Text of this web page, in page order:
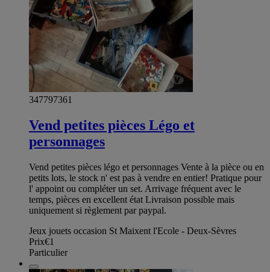
347797361
Vend petites pièces Légo et
personnages
Vend petites pièces légo et personnages Vente à la pièce ou en
petits lots, le stock n' est pas à vendre en entier! Pratique pour
l' appoint ou compléter un set. Arrivage fréquent avec le
temps, pièces en excellent état Livraison possible mais
uniquement si règlement par paypal.
Jeux jouets occasion St Maixent l'Ecole - Deux-Sèvres
Prix€1
Particulier